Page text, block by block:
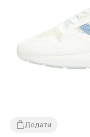
Додати